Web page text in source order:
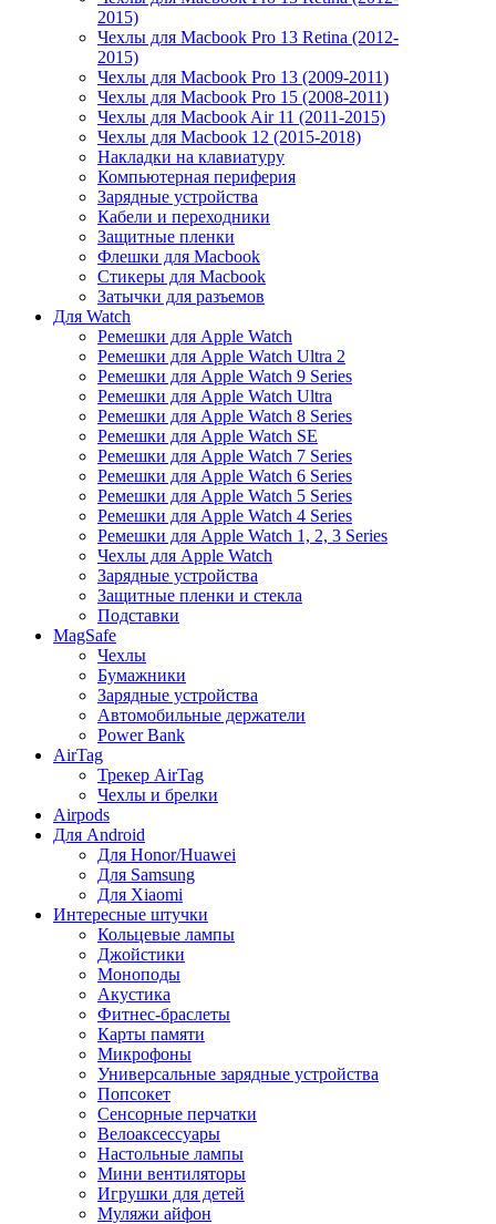
2015)
Чехлы для Macbook Pro 13 Retina (2012-
2015)
Чехлы для Macbook Pro 13 (2009-2011)
Чехлы для Macbook Pro 15 (2008-2011)
Чехлы для Macbook Air 11 (2011-2015)
Чехлы для Macbook 12 (2015-2018)
Накладки на клавиатуру
Компьютерная периферия
Зарядные устройства
Кабели и переходники
Защитные пленки
Флешки для Macbook
Стикеры для Macbook
Затычки для разъемов
Для Watch
Ремешки для Apple Watch
Ремешки для Apple Watch Ultra 2
Ремешки для Apple Watch 9 Series
Ремешки для Apple Watch Ultra
Ремешки для Apple Watch 8 Series
Ремешки для Apple Watch SE
Ремешки для Apple Watch 7 Series
Ремешки для Apple Watch 6 Series
Ремешки для Apple Watch 5 Series
Ремешки для Apple Watch 4 Series
Ремешки для Apple Watch 1, 2, 3 Series
Чехлы для Apple Watch
Зарядные устройства
Защитные пленки и стекла
Подставки
MagSafe
Чехлы
Бумажники
Зарядные устройства
Автомобильные держатели
Power Bank
AirTag
Трекер AirTag
Чехлы и брелки
Airpods
Для Android
Для Honor/Huawei
Для Samsung
Для Xiaomi
Интересные штучки
Кольцевые лампы
Джойстики
Моноподы
Акустика
Фитнес-браслеты
Карты памяти
Микрофоны
Универсальные зарядные устройства
Попсокет
Сенсорные перчатки
Велоаксессуары
Настольные лампы
Мини вентиляторы
Игрушки для детей
Муляжи айфон